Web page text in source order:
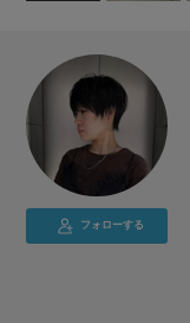
フォローする